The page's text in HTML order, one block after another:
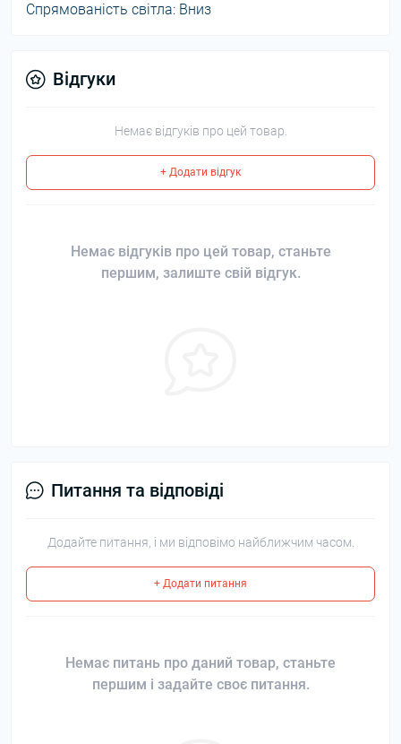
Спрямованість світла: Вниз
Відгуки
Немає відгуків про цей товар.
+ Додати відгук
Немає відгуків про цей товар, станьте
першим, залиште свій відгук.
Питання та відповіді
Додайте питання, і ми відповімо найближчим часом.
+ Додати питання
Немає питань про даний товар, станьте
першим і задайте своє питання.